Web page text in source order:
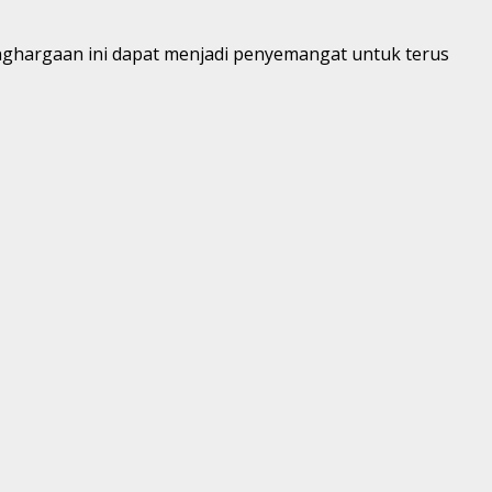
ini dapat menjadi penyemangat untuk terus